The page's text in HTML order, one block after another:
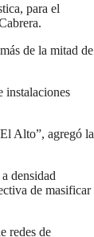
para el
de la mitad de
instalaciones
Alto”, agregó la
densidad
de masificar
redes de